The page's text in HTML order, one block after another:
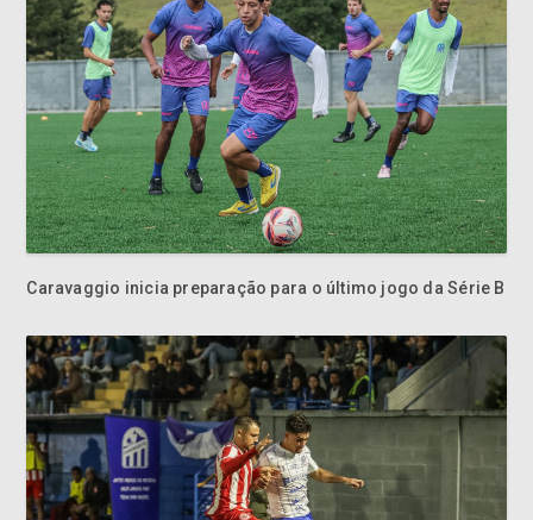
Caravaggio inicia preparação para o último jogo da Série B